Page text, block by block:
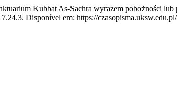
Kubbat As-Sachra wyrazem
Disponível em: https://